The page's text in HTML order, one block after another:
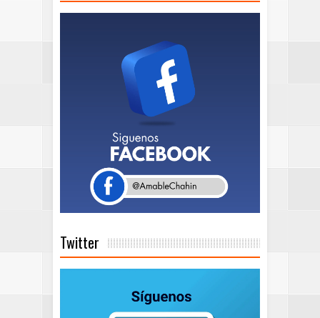
Twitter